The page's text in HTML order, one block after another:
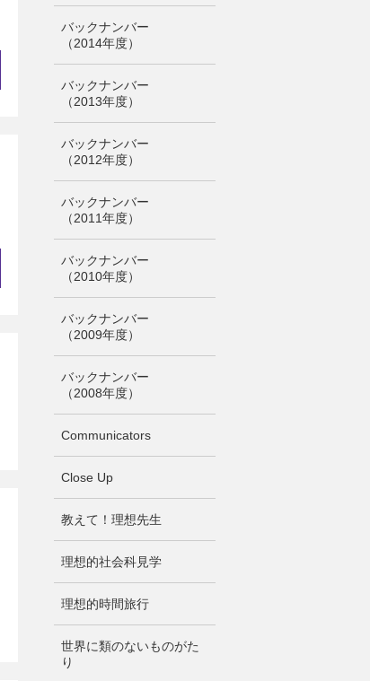
バックナンバー
（2014年度）
バックナンバー
（2013年度）
バックナンバー
（2012年度）
バックナンバー
（2011年度）
バックナンバー
（2010年度）
バックナンバー
（2009年度）
バックナンバー
（2008年度）
Communicators
Close Up
教えて！理想先生
理想的社会科見学
理想的時間旅行
世界に類のないものがた
り